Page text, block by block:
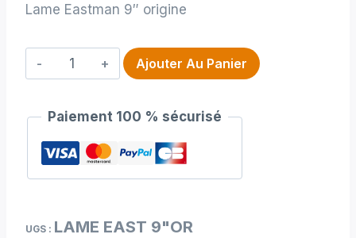
Lame Eastman 9″ origine
quantité
de
Eastman
9"
origine
Ajouter Au Panier
Paiement 100 % sécurisé
UGS : LAME EAST 9"OR